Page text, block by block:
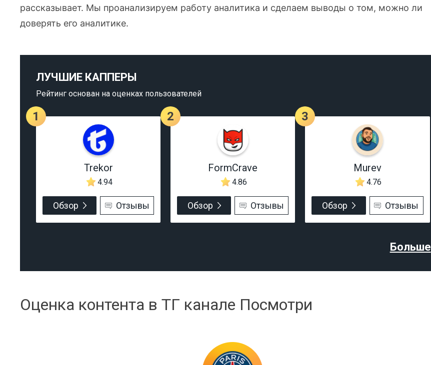
рассказывает. Мы проанализируем работу аналитика и сделаем выводы о том, можно ли
доверять его аналитике.
ЛУЧШИЕ КАППЕРЫ
Рейтинг основан на оценках пользователей
1
Trekor
4.94
Обзор Отзывы
2
FormCrave
4.86
Обзор Отзывы
3
Murev
4.76
Обзор Отзывы
Больше
Оценка контента в ТГ канале Посмотри